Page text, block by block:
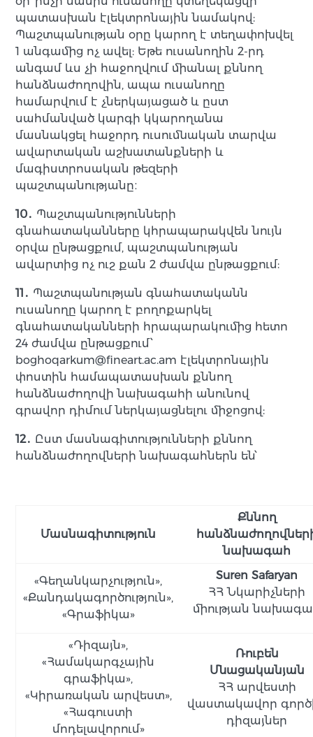
պատասխան էլեկտրոնային նամակով:
Պաշտպանության օրը կարող է տեղափոխվել
1 անգամից ոչ ավել: Եթե ուսանողին 2-րդ
անգամ ևս չի հաջողվում միանալ քննող
հանձնաժողովին, ապա ուսանողը
համարվում է չներկայացած և ըստ
սահմանված կարգի կկարողանա
մասնակցել հաջորդ ուսումնական տարվա
ավարտական աշխատանքների և
մագիստրոսական թեզերի
պաշտպանությանը։
10․ Պաշտպանությունների
գնահատականները կհրապարակվեն նույն
օրվա ընթացքում, պաշտպանության
ավարտից ոչ ուշ քան 2 ժամվա ընթացքում:
11․ Պաշտպանության գնահատականն
ուսանողը կարող է բողոքարկել
գնահատականների հրապարակումից հետո
24 ժամվա ընթացքում՝
boghoqarkum@fineart.ac.am էլեկտրոնային
փոստին համապատասխան քննող
հանձնաժողովի նախագահի անունով
գրավոր դիմում ներկայացնելու միջոցով:
12․ Ըստ մասնագիտությունների քննող
հանձնաժողովների նախագահներն են՝
Մասնագիտություն
Քննող
նախագահ
«Գեղանկարչություն»,
«Քանդակագործություն»,
«Գրաֆիկա»
Suren Safaryan
ՀՀ Նկարիչների
միության
«Դիզայն»,
«Համակարգչային
գրաֆիկա»,
«Կիրառական արվեստ»,
«Հագուստի
մոդելավորում»
Ռուբեն
Մնացականյան
ՀՀ արվեստի
վաստակավոր
դիզայներ